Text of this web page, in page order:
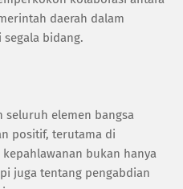
daerah dalam
bidang.
seluruh elemen bangsa
positif, terutama di
bukan hanya
juga tentang pengabdian